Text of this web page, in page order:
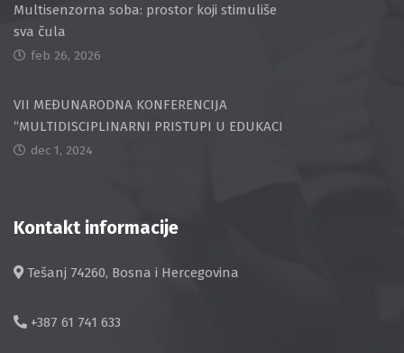
Multisenzorna soba: prostor koji stimuliše
sva čula
feb 26, 2026
VII MEĐUNARODNA KONFERENCIJA
“MULTIDISCIPLINARNI PRISTUPI U EDUKACI
dec 1, 2024
Kontakt informacije
Tešanj 74260, Bosna i Hercegovina
+387 61 741 633